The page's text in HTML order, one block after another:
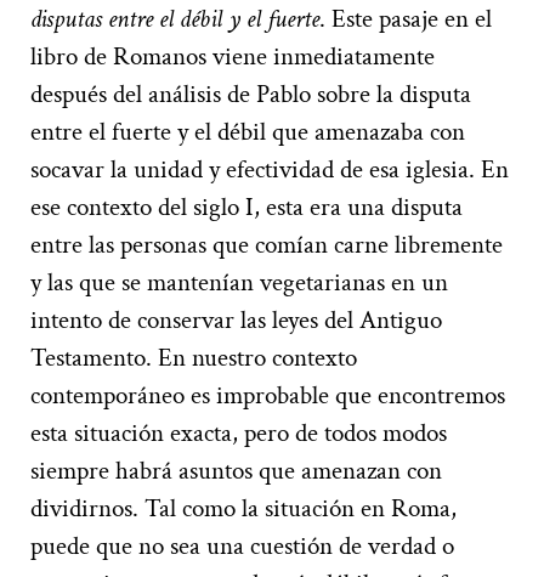
disputas entre el débil y el fuerte. Este pasaje en el
libro de Romanos viene inmediatamente
después del análisis de Pablo sobre la disputa
entre el fuerte y el débil que amenazaba con
socavar la unidad y efectividad de esa iglesia. En
ese contexto del siglo I, esta era una disputa
entre las personas que comían carne libremente
y las que se mantenían vegetarianas en un
intento de conservar las leyes del Antiguo
Testamento. En nuestro contexto
contemporáneo es improbable que encontremos
esta situación exacta, pero de todos modos
siempre habrá asuntos que amenazan con
dividirnos. Tal como la situación en Roma,
puede que no sea una cuestión de verdad o